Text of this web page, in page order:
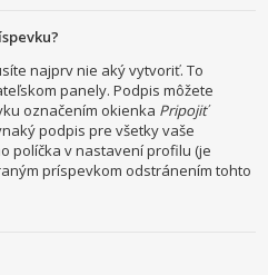
najprv nie aký vytvoriť. To
panely. Podpis môžete
označením okienka Pripojiť
podpis pre všetky vaše
políčka v nastavení profilu (je
príspevkom odstránením tohto